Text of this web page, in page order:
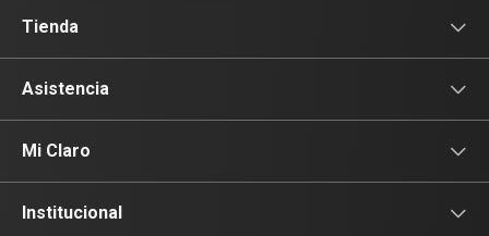
Servicio Móviles
Prepago
Pospago
Servicios Hogar
Tienda
Celulares
Planes Pospago
Equipos Claro Hogar
Asistencia
Asistencia
Información de Usuario
Mi Claro
Iniciar sesión
Institucional